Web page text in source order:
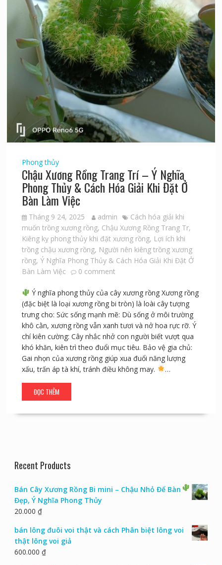
Phong thủy
Chậu Xương Rồng Trang Trí – Ý Nghĩa
Phong Thủy & Cách Hóa Giải Khi Đặt Ở
Bàn Làm Việc
Tháng 9 24, 2025 admin
Cách hóa giải khi
muốn trồng xương rồng, Chậu Xương Rồng Trang Tr,
Kiêng kỵ phong thủy khi đặt xương rồng, Lợi ích khi
trồng chậu xương rồng, Người nên kiêng trồng xương
rồng, Ý Nghĩa Phong Thủy & Cách Hóa Giải Khi Đặt Ở
Bàn Làm Việc
0 comment
Ý nghĩa phong thủy của cây xương rồng Xương rồng
(đặc biệt là loại xương rồng bi tròn) là loài cây tượng
trưng cho: Sức sống mạnh mẽ: Dù sống ở môi trường
khô cằn, xương rồng vẫn xanh tươi và nở hoa rực rỡ. Ý
chí kiên cường: Cây nhắc nhở con người biết vượt qua
khó khăn, kiên trì theo đuổi mục tiêu. Bảo vệ gia chủ:
Gai nhọn của xương rồng giúp xua đuổi năng lượng
xấu, trấn áp tà khí, tránh điều không may.
…
ĐỌC THÊM
Recent Products
Bán Cây Xương Rồng Bi mini – Chậu Nhỏ Để Bàn
Đẹp, Ý Nghĩa Phong Thủy
20.000 ₫
bán lông đuôi voi thật và cách Phân biệt lông voi
thật lông voi giả
600.000 ₫